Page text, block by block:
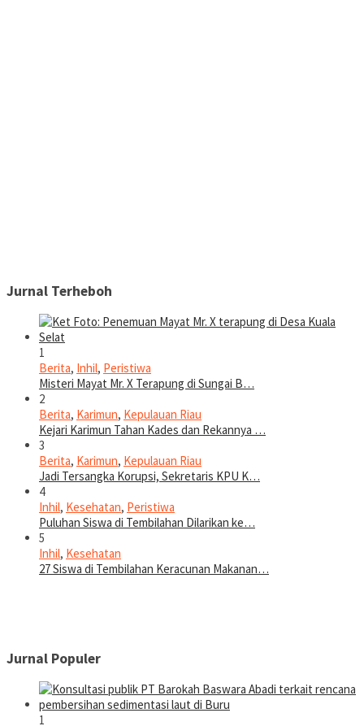
Jurnal Terheboh
1
Berita, Inhil, Peristiwa
Misteri Mayat Mr. X Terapung di Sungai B…
2
Berita, Karimun, Kepulauan Riau
Kejari Karimun Tahan Kades dan Rekannya …
3
Berita, Karimun, Kepulauan Riau
Jadi Tersangka Korupsi, Sekretaris KPU K…
4
Inhil, Kesehatan, Peristiwa
Puluhan Siswa di Tembilahan Dilarikan ke…
5
Inhil, Kesehatan
27 Siswa di Tembilahan Keracunan Makanan…
Jurnal Populer
1